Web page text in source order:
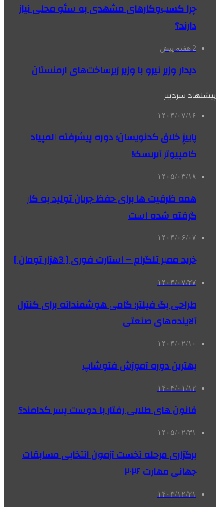
چرا کسب‌وکارهای مشهدی به سئو محلی نیاز
دارند؟
2 هفته پیش
دیدار وزیر نیرو با وزیر زیرساخت‌های ارمنستان
پیشنهاد سردبیر
۱۴۰۴/۰۷/۱۶
پاییزِ خلاق کدنویسان؛ دوره پیشرفته المپیاد
کامپیوتر آیریسک!
۱۴۰۵/۰۳/۱۸
همه ظرفیت ها برای حفظ جریان تولید به کار
گرفته شده است
۱۴۰۴/۰۶/۰۷
خرید ممبر تلگرام – استارت فوری [ 3هزار تومان ]
۱۴۰۴/۰۷/۲۷
طراحی بگ فیلتر؛ گامی هوشمندانه برای کنترل
آلاینده‌های صنعتی
۱۴۰۴/۰۲/۱۰
بهترین دوره آموزش فتوشاپ
۱۴۰۴/۰۱/۱۲
قانون های طلایی رفتار با دوست پسر کدامند؟
۱۴۰۵/۰۲/۳۱
برگزاری مرحله نخست آزمون انتخابی مسابقات
جهانی مهارت ۲۰۲۶
۱۴۰۳/۱۲/۲۱